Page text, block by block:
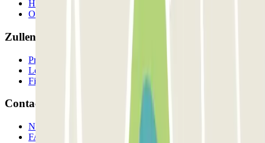
Hoe het werkt
Onze parkeergarages
Zullen we samenwerken?
Professionals
Leverancier parkeren
Filialen
Contact
Neem contact met ons op
FAQ